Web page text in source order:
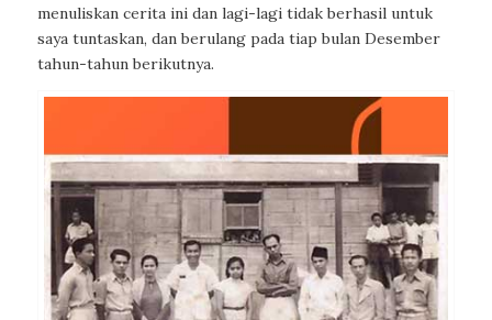
menuliskan cerita ini dan lagi-lagi tidak berhasil untuk
saya tuntaskan, dan berulang pada tiap bulan Desember
tahun-tahun berikutnya.